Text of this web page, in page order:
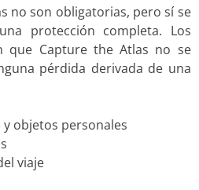
no son obligatorias, pero sí se
protección completa. Los
que Capture the Atlas no se
pérdida derivada de una
objetos personales
viaje